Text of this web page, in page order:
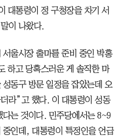
대통령이 정 구청장을 차기 서
이 나왔다.
울시장 출마를 준비 중인 박홍
하고 당혹스러운 게 솔직한 마
동구 방문 일정을 잡았는데 오
라”고 했다. 이 대통령이 성동
는 것이다. 민주당에서는 8~9
중인데, 대통령이 특정인을 언급